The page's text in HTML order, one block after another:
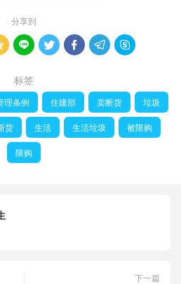
分享到
    
标签
理条例 住建部 卖断货 垃圾
货 生活 生活垃圾 被限购
限购
下一篇